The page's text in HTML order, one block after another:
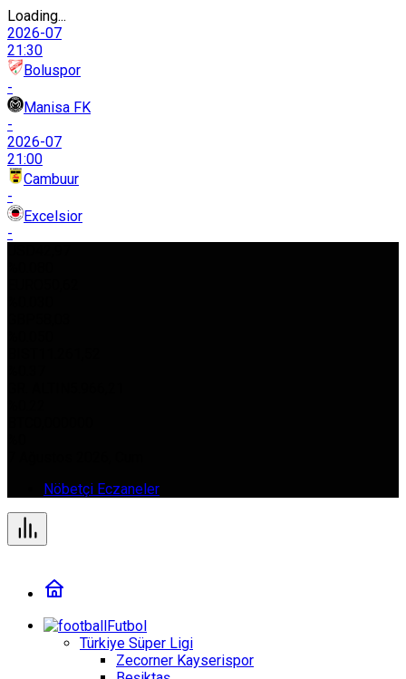
Loading...
2026-07
21:30
Boluspor
-
Manisa FK
-
2026-07
21:00
Cambuur
-
Excelsior
-
Nöbetçi Eczaneler
Futbol
Türkiye Süper Ligi
Zecorner Kayserispor